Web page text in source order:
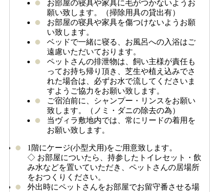
お部屋の寝具や家具に毛がつかないようお
願い致します。（掃除用具の貸出有）
お部屋の寝具や家具を傷つけないようお願
い致します。
ベッドで一緒に寝る、お風呂への入浴はご
遠慮いただいております。
ペットさんの排泄物は、飼い主様が責任も
ってお持ち帰り頂き、芝生や植え込みでさ
れた場合は、必ずお水で流してくださいま
すようご協力をお願い致します。
ご宿泊前に、シャンプー・リンスをお願い
致します。（ノミ・ダニの除去の為）
当ヴィラ敷地内では、常にリードの着用を
お願い致します。
1階にケージ(小型犬用)をご用意致します。
◇ お部屋についたら、持参したトイレセット・飲
み水などを置いていただき、ペットさんの居場所
をおつくりください。
外出時にペットさんをお部屋でお留守番させる場